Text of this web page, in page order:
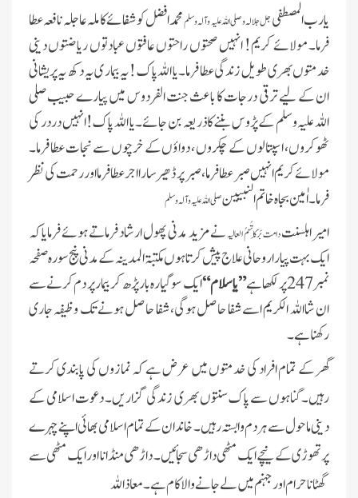
یارب المصطفیجل جلالہ و صلی اللہ علیہ وآلہ وسلممحمد افضل کو شفائے کاملہ عاجلہ نافعہ عطا
فرما۔ مولائے کریم! انہیں صحتوں راحتوں عافتوں عبادتوں ریاضتوں دینی
خدمتوں بھری طویل زندگی عطا فرما۔ یا اللہ پاک !یہ بیمار ی یہ دکھ یہ پریشانی
ان کے لیے ترقی درجات کا باعث جنت الفردوس میں پیارے حبیب صلی
اللہ علیہ وسلم کے پڑوس بننے کا ذریعہ بن جائے۔ یا اللہ پاک! انہیں در در کی
ٹھوکروں، اسپتالوں کے چکروں ، دواؤں کے خرچوں سے نجات عطا فرما۔
مولائے کریم انہیں صبر عطا فرما، صبر پر ڈھیر سار ا اجر عطا فرمااور رحمت کی نظر
فرما ۔ اٰمین بجاہ خاتم النبیینصلی اللہ علیہ وآلہ وسلم
امیر اہلسنتدامت بَرَکَاتُہمُ العالیہنے مزید مدنی پھول ارشاد فرماتے ہوئے فرمایا کہ
ایک بہت پیارا روحانی علاج پیش کرتا ہوں مکتبۃ المدینہ کے مدنی پنج سورہ صفحہ
نمبر 247 پر لکھا ہے
”یاسلام“ایک سو گیارہ بار پڑھ کر بیمار پر دم کرنے سے
ان شااللہ الکریم اسے شفا حاصل ہوگی، شفا حاصل ہونے تک وظیفہ جاری
رکھنا ہے۔
گھر کے تمام افراد کی خدمتوں میں عرض ہے کہ نمازوں کی پابندی کرتے
رہیں۔ گناہوں سے پاک سنتوں بھری زندگی گزار یں۔ دعوت اسلامی کے
دینی ماحول سے ہر دم وابستہ رہیں۔ خاندان کے تمام اسلامی بھائی اپنے چہرے
پرتھوڑی کے نیچے ایک مٹھی داڑھی سجائیں۔ داڑھی منڈانا اور ایک مٹھی سے
گھٹانا حرام اور جہنم میں لے جانے والا کام ہے۔ معا ذا للہ